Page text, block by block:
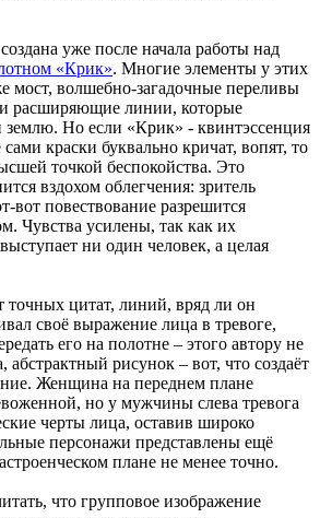
уже после начала работы над
«Крик». Многие элементы у этих
мост, волшебно-загадочные переливы
расширяющие линии, которые
Но если «Крик» - квинтэссенция
краски буквально кричат, вопят, то
точкой беспокойства. Это
вздохом облегчения: зритель
вот повествование разрешится
Чувства усилены, так как их
ни один человек, а целая
цитат, линий, вряд ли он
своё выражение лица в тревоге,
его на полотне – этого автору не
абстрактный рисунок – вот, что создаёт
Женщина на переднем плане
но у мужчины слева тревога
черты лица, оставив широко
персонажи представлены ещё
плане не менее точно.
что групповое изображение